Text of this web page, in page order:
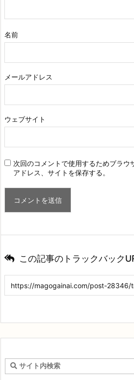
名前
メールアドレス
ウェブサイト
次回のコメントで使用するためブラウ
アドレス、サイトを保存する。
この記事のトラックバック